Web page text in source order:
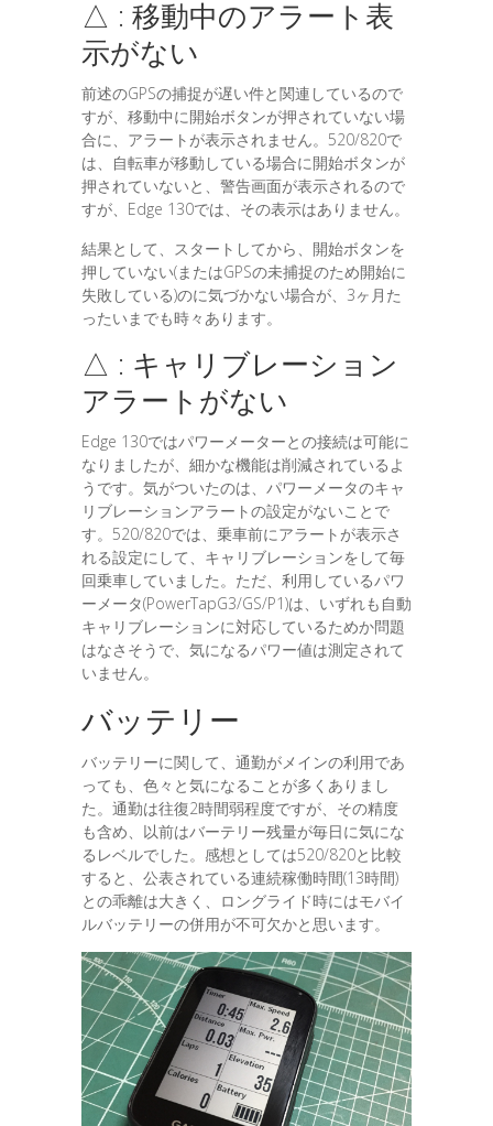
△ : 移動中のアラート表
示がない
前述のGPSの捕捉が遅い件と関連しているので
すが、移動中に開始ボタンが押されていない場
合に、アラートが表示されません。520/820で
は、自転車が移動している場合に開始ボタンが
押されていないと、警告画面が表示されるので
すが、Edge 130では、その表示はありません。
結果として、スタートしてから、開始ボタンを
押していない(またはGPSの未捕捉のため開始に
失敗している)のに気づかない場合が、3ヶ月た
ったいまでも時々あります。
△ : キャリブレーション
アラートがない
Edge 130ではパワーメーターとの接続は可能に
なりましたが、細かな機能は削減されているよ
うです。気がついたのは、パワーメータのキャ
リブレーションアラートの設定がないことで
す。520/820では、乗車前にアラートが表示さ
れる設定にして、キャリブレーションをして毎
回乗車していました。ただ、利用しているパワ
ーメータ(PowerTapG3/GS/P1)は、いずれも自動
キャリブレーションに対応しているためか問題
はなさそうで、気になるパワー値は測定されて
いません。
バッテリー
バッテリーに関して、通勤がメインの利用であ
っても、色々と気になることが多くありまし
た。通勤は往復2時間弱程度ですが、その精度
も含め、以前はバーテリー残量が毎日に気にな
るレベルでした。感想としては520/820と比較
すると、公表されている連続稼働時間(13時間)
との乖離は大きく、ロングライド時にはモバイ
ルバッテリーの併用が不可欠かと思います。